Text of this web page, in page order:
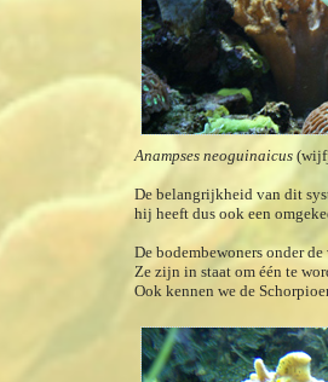
Anampses neoguinaicus
De belangrijkheid van dit
hij heeft dus ook een
De bodembewoners onder
Ze zijn in staat om één te
Ook kennen we de